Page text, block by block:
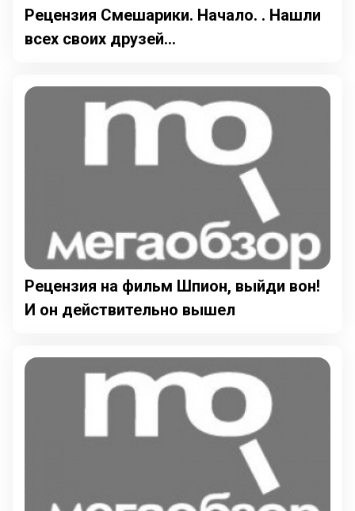
Рецензия Смешарики. Начало. . Нашли
всех своих друзей...
Рецензия на фильм Шпион, выйди вон!
И он действительно вышел